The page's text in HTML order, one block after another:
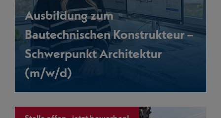
Ausbildung zum
Bautechnischen Konstrukteur –
Schwerpunkt Architektur
(m/w/d)